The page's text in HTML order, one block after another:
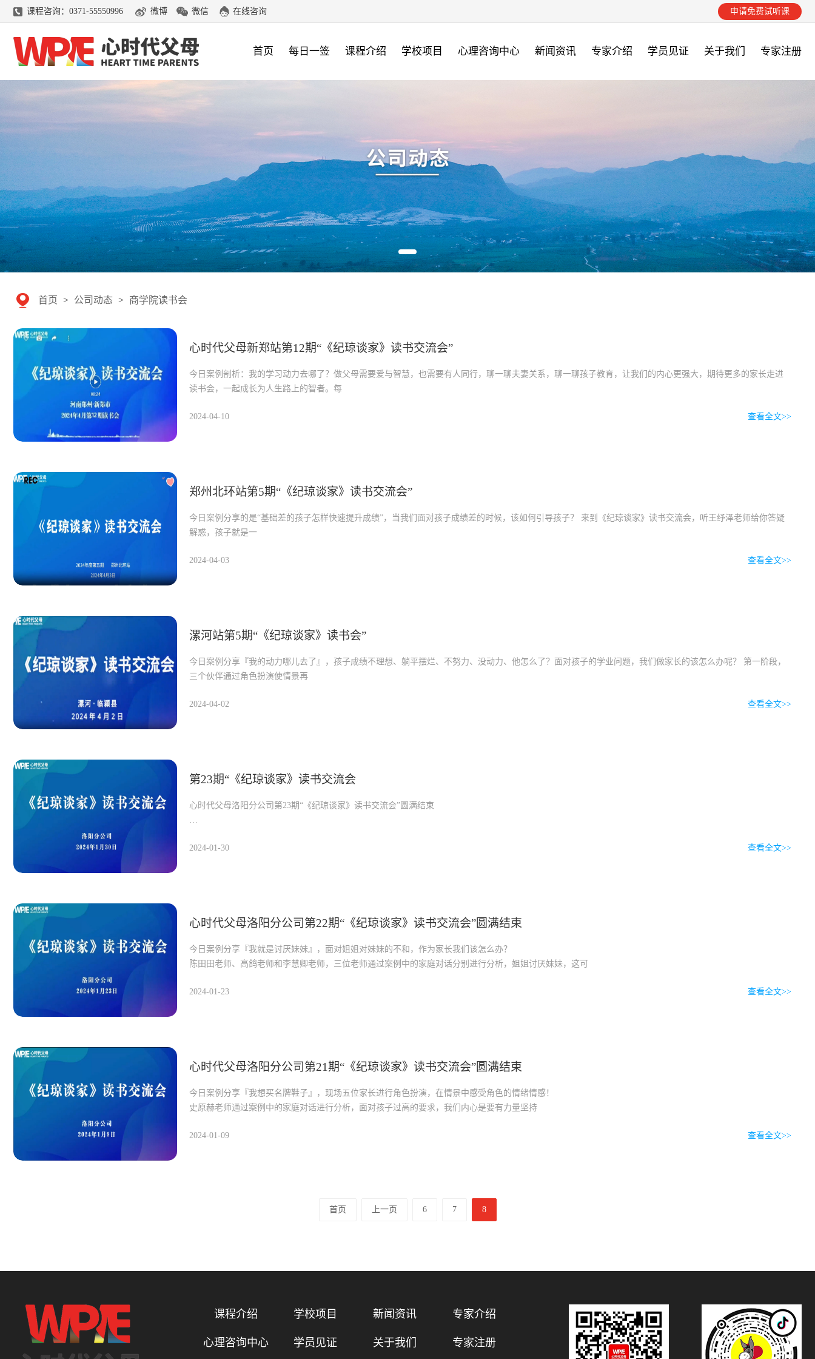
课程咨询：0371-55550996 微博 微信 在线咨询 申请免费试听课
首页 每日一签 课程介绍 学校项目 心理咨询中心 新闻资讯 专家介绍 学员见证 关于我们 专家注册
首页 > 公司动态 > 商学院读书会
心时代父母新郑站第12期“《纪琼谈家》读书交流会”
今日案例剖析：我的学习动力去哪了？做父母需要爱与智慧，也需要有人同行，聊一聊夫妻关系，聊一聊孩子教育，让我们的内心更强大，期待更多的家长走进
读书会，一起成长为人生路上的智者。每
2024-04-10 查看全文>>
郑州北环站第5期“《纪琼谈家》读书交流会”
今日案例分享的是“基础差的孩子怎样快速提升成绩”，当我们面对孩子成绩差的时候，该如何引导孩子？ 来到《纪琼谈家》读书交流会，听王纾泽老师给你答疑
解惑，孩子就是一
2024-04-03 查看全文>>
漯河站第5期“《纪琼谈家》读书会”
今日案例分享『我的动力哪儿去了』，孩子成绩不理想、躺平摆烂、不努力、没动力、他怎么了？面对孩子的学业问题，我们做家长的该怎么办呢？ 第一阶段，
三个伙伴通过角色扮演使情景再
2024-04-02 查看全文>>
第23期“《纪琼谈家》读书交流会
心时代父母洛阳分公司第23期“《纪琼谈家》读书交流会”圆满结束
2024-01-30
查看全文>>
心时代父母洛阳分公司第22期“《纪琼谈家》读书交流会”圆满结束
今日案例分享『我就是讨厌妹妹』，面对姐姐对妹妹的不和，作为家长我们该怎么办？
陈田田老师、高鸽老师和李慧卿老师，三位老师通过案例中的家庭对话分别进行分析，姐姐讨厌妹妹，这可
2024-01-23 查看全文>>
心时代父母洛阳分公司第21期“《纪琼谈家》读书交流会”圆满结束
今日案例分享『我想买名牌鞋子』，现场五位家长进行角色扮演，在情景中感受角色的情绪情感！
史原赫老师通过案例中的家庭对话进行分析，面对孩子过高的要求，我们内心是要有力量坚持
2024-01-09 查看全文>>
首页 上一页 6 7 8
课程介绍 学校项目 新闻资讯 专家介绍
心理咨询中心 学员见证 关于我们 专家注册